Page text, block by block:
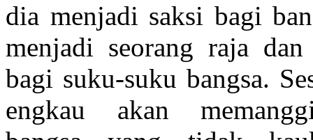
dia menjadi saksi bagi
menjadi seorang raja dan
bagi suku-suku bangsa.
engkau akan